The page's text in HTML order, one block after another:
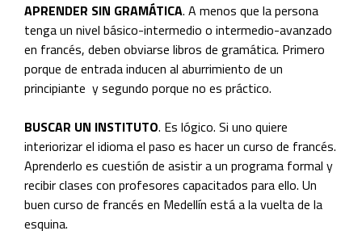
APRENDER SIN GRAMÁTICA. A menos que la persona
tenga un nivel básico-intermedio o intermedio-avanzado
en francés, deben obviarse libros de gramática. Primero
porque de entrada inducen al aburrimiento de un
principiante y segundo porque no es práctico.
BUSCAR UN INSTITUTO. Es lógico. Si uno quiere
interiorizar el idioma el paso es hacer un curso de francés.
Aprenderlo es cuestión de asistir a un programa formal y
recibir clases con profesores capacitados para ello. Un
buen curso de francés en Medellín está a la vuelta de la
esquina.